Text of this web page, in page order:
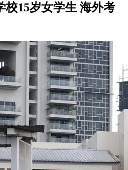
校15岁女学生 海外考